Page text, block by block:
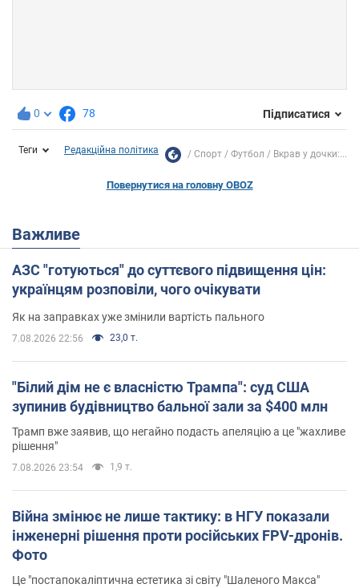
0 78 Підписатися
Теги Редакційна політика Спорт Футбол Вкрав у дочки:...
Повернутися на головну OBOZ
Важливе
АЗС "готуються" до суттєвого підвищення цін:
українцям розповіли, чого очікувати
Як на заправках уже змінили вартість пального
7.08.2026 22:56 23,0 т.
"Білий дім не є власністю Трампа": суд США
зупинив будівництво бальної зали за $400 млн
Трамп вже заявив, що негайно подасть апеляцію а це "жахливе
рішення"
7.08.2026 23:54 1,9 т.
Війна змінює не лише тактику: в НГУ показали
інженерні рішення проти російських FPV-дронів.
Фото
Це "постапокаліптична естетика зі світу "Шаленого Макса"